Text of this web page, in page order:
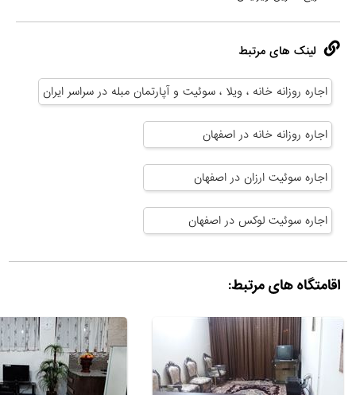
لینک های مرتبط
اجاره روزانه خانه ، ویلا ، سوئیت و آپارتمان مبله در سراسر ایران
اجاره روزانه خانه در اصفهان
اجاره سوئیت ارزان در اصفهان
اجاره سوئیت لوکس در اصفهان
اقامتگاه های مرتبط: